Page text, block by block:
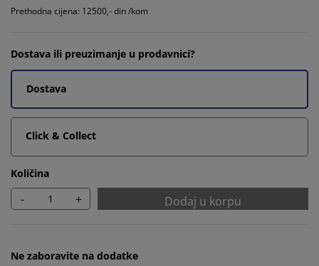
Prethodna cijena: 12500,- din /kom
Dostava ili preuzimanje u prodavnici?
Dostava
Click & Collect
Količina
- + Dodaj u korpu
Ne zaboravite na dodatke